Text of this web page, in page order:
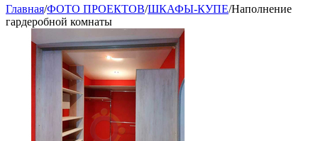
Главная/ФОТО ПРОЕКТОВ/ШКАФЫ-КУПЕ/Наполнение
гардеробной комнаты